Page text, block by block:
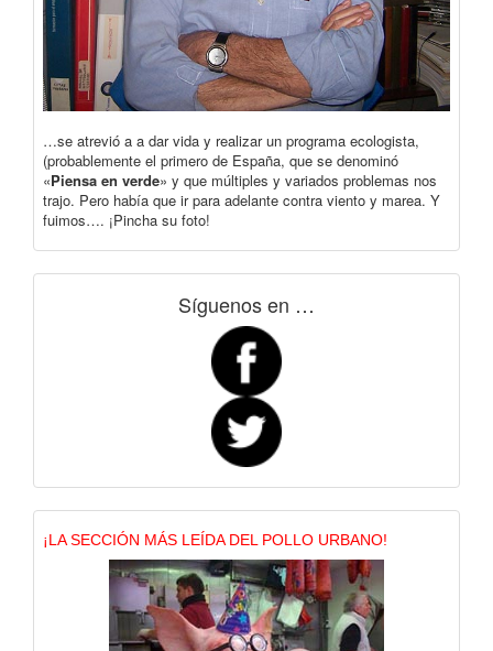
…se atrevió a a dar vida y realizar un programa ecologista,
(probablemente el primero de España, que se denominó
«Piensa en verde» y que múltiples y variados problemas nos
trajo. Pero había que ir para adelante contra viento y marea. Y
fuimos…. ¡Pincha su foto!
Síguenos en …
¡LA SECCIÓN MÁS LEÍDA DEL POLLO URBANO!